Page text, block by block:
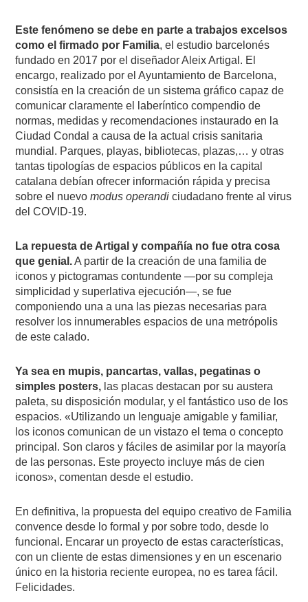
Este fenómeno se debe en parte a trabajos excelsos
como el firmado por Familia, el estudio barcelonés
fundado en 2017 por el diseñador Aleix Artigal. El
encargo, realizado por el Ayuntamiento de Barcelona,
consistía en la creación de un sistema gráfico capaz de
comunicar claramente el laberíntico compendio de
normas, medidas y recomendaciones instaurado en la
Ciudad Condal a causa de la actual crisis sanitaria
mundial. Parques, playas, bibliotecas, plazas,… y otras
tantas tipologías de espacios públicos en la capital
catalana debían ofrecer información rápida y precisa
sobre el nuevomodus operandi ciudadano frente al virus
del COVID-19.
La repuesta de Artigal y compañía no fue otra cosa
que genial.A partir de la creación de una familia de
iconos y pictogramas contundente —por su compleja
simplicidad y superlativa ejecución—, se fue
componiendo una a una las piezas necesarias para
resolver los innumerables espacios de una metrópolis
de este calado.
Ya sea en mupis, pancartas, vallas, pegatinas o
simples posters, las placas destacan por su austera
paleta, su disposición modular, y el fantástico uso de los
espacios. «Utilizando un lenguaje amigable y familiar,
los iconos comunican de un vistazo el tema o concepto
principal. Son claros y fáciles de asimilar por la mayoría
de las personas. Este proyecto incluye más de cien
iconos», comentan desde el estudio.
En definitiva, la propuesta del equipo creativo de Familia
convence desde lo formal y por sobre todo, desde lo
funcional. Encarar un proyecto de estas características,
con un cliente de estas dimensiones y en un escenario
único en la historia reciente europea, no es tarea fácil.
Felicidades.